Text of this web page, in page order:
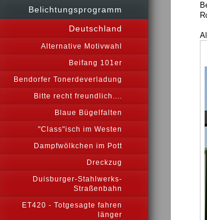
Belichtungsprogramm
Deutschland
Alternative Motivwahl
Beifang 101er
Bendorfer Tonerdeverladung
Bitte recht freundlich....
Blaue Bügelfalten
"Class"isch im Westen
Dampfwölkchen im Pott
Dreckzug
Duisburger-Stahlwerks-
Straßenbahn
ET420 - Totgesagte fahren
länger